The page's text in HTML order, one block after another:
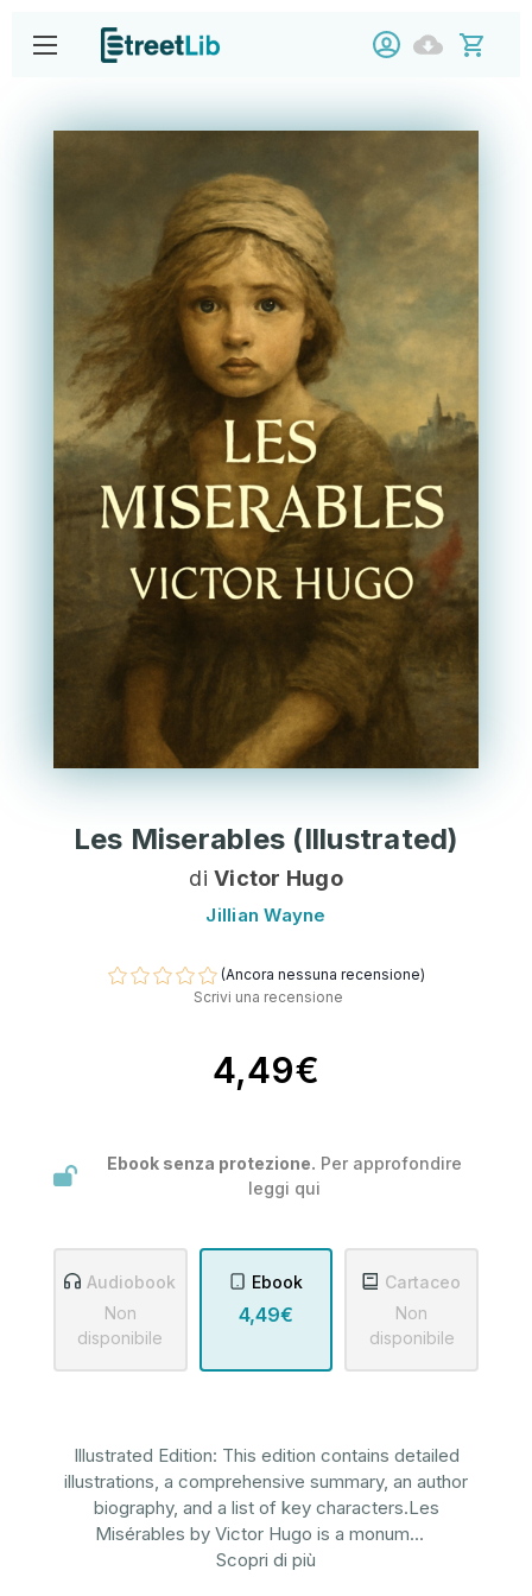
Les Miserables (Illustrated)
di Victor Hugo
Jillian Wayne
(Ancora nessuna recensione)
Scrivi una recensione
4,49€
Ebook senza protezione. Per approfondire
leggi qui
Audiobook
Non
disponibile
Ebook
4,49€
Cartaceo
Non
disponibile
Illustrated Edition: This edition contains detailed
illustrations, a comprehensive summary, an author
biography, and a list of key characters.Les
Misérables by Victor Hugo is a monum...
Scopri di più